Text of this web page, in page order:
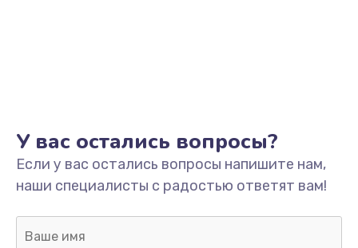
У вас остались вопросы?
Если у вас остались вопросы напишите нам,
наши специалисты с радостью ответят вам!